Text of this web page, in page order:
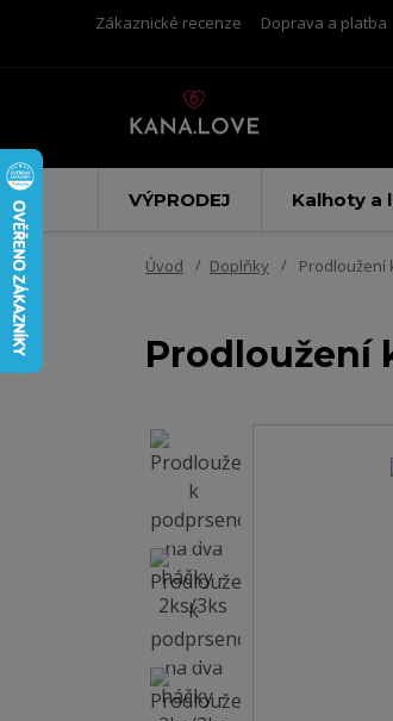
Zákaznické recenze Doprava a platba
VÝPRODEJ Kalhoty a
Úvod Doplňky Prodloužení
Prodloužení